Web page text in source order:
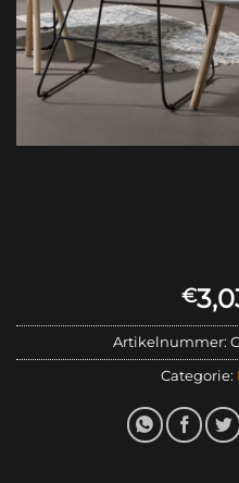
€
Artikelnummer:
Categorie: